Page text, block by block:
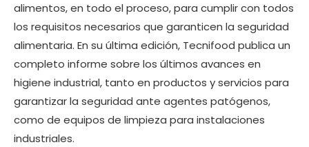
alimentos, en todo el proceso, para cumplir con todos
los requisitos necesarios que garanticen la seguridad
alimentaria. En su última edición, Tecnifood publica un
completo informe sobre los últimos avances en
higiene industrial, tanto en productos y servicios para
garantizar la seguridad ante agentes patógenos,
como de equipos de limpieza para instalaciones
industriales.